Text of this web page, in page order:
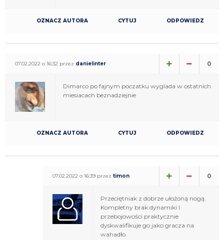
OZNACZ AUTORA CYTUJ ODPOWIEDZ
07.02.2022 o 16:32 przez danielinter 0
Dimarco po fajnym poczatku wyglada w ostatnich
miesiacach beznadziejnie
OZNACZ AUTORA CYTUJ ODPOWIEDZ
07.02.2022 o 16:39 przez timon 0
Przeciętniak z dobrze ułożoną nogą.
Kompletny brak dynamiki I
przebojowości praktycznie
dyskwalifikuje go jako gracza na
wahadło